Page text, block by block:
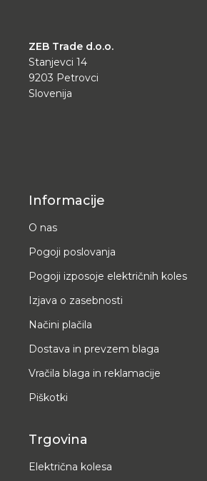
ZEB Trade d.o.o.
Stanjevci 14
9203 Petrovci
Slovenija
Informacije
O nas
Pogoji poslovanja
Pogoji izposoje električnih koles
Izjava o zasebnosti
Načini plačila
Dostava in prevzem blaga
Vračila blaga in reklamacije
Piškotki
Trgovina
Električna kolesa